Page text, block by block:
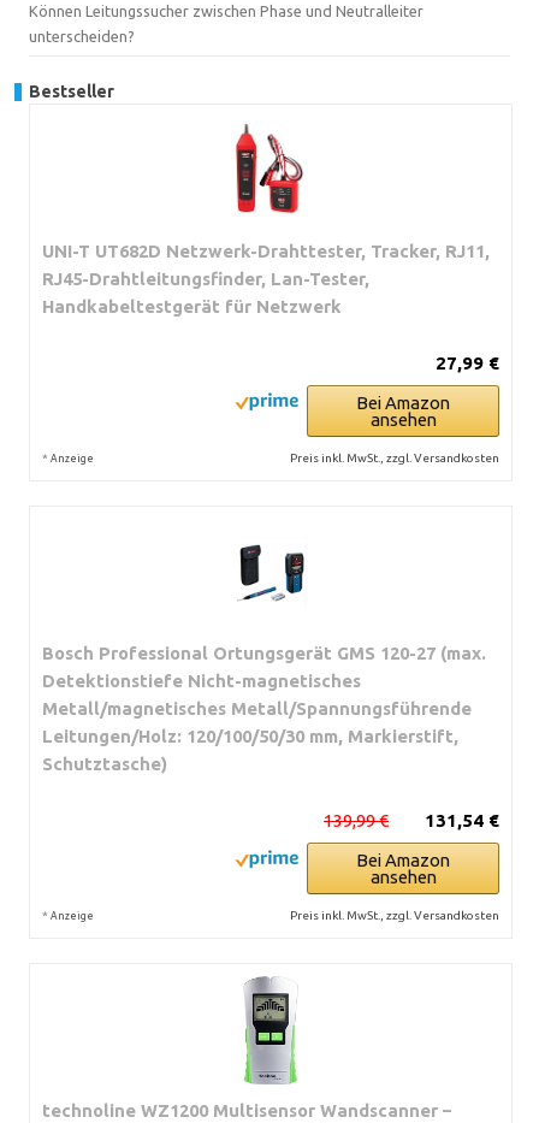
Können Leitungssucher zwischen Phase und Neutralleiter
unterscheiden?
Bestseller
UNI-T UT682D Netzwerk-Drahttester, Tracker, RJ11,
RJ45-Drahtleitungsfinder, Lan-Tester,
Handkabeltestgerät für Netzwerk
27,99 €
Bei Amazon
ansehen
* Anzeige Preis inkl. MwSt., zzgl. Versandkosten
Bosch Professional Ortungsgerät GMS 120-27 (max.
Detektionstiefe Nicht-magnetisches
Metall/magnetisches Metall/Spannungsführende
Leitungen/Holz: 120/100/50/30 mm, Markierstift,
Schutztasche)
131,54 €
139,99 €
Bei Amazon
ansehen
* Anzeige Preis inkl. MwSt., zzgl. Versandkosten
technoline WZ1200 Multisensor Wandscanner –